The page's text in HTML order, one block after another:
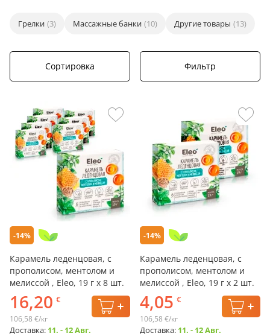
Грелки (3) Массажные банки (10) Другие товары (13)
Сортировка Фильтр
-14%
Карамель леденцовая, с
прополисом, ментолом и
мелиссой , Eleo, 19 г х 8 шт.
16,20 €
106,58 €/кг
Доставка: 11. - 12 Авг.
-14%
Карамель леденцовая, с
прополисом, ментолом и
мелиссой , Eleo, 19 г х 2 шт.
4,05 €
106,58 €/кг
Доставка: 11. - 12 Авг.